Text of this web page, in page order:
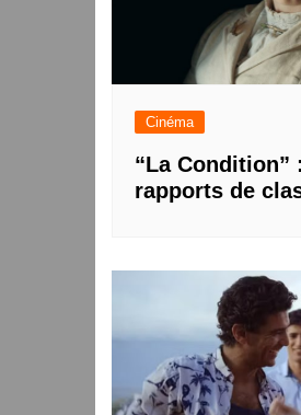
Cinéma
“La
rapports de